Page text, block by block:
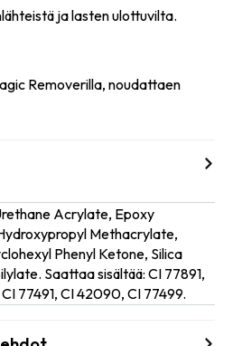
ja lasten ulottuvilta.
Removerilla, noudattaen
Acrylate, Epoxy
Methacrylate,
Phenyl Ketone, Silica
Saattaa sisältää: CI 77891,
77491, CI 42090, CI 77499.